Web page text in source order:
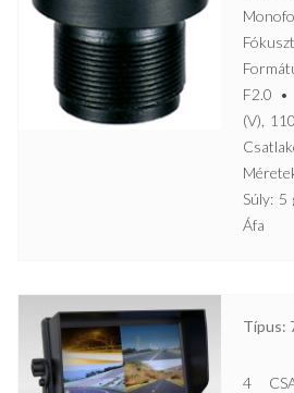
F2.0 •
(V),
Súly:
Áfa
Típus:
4